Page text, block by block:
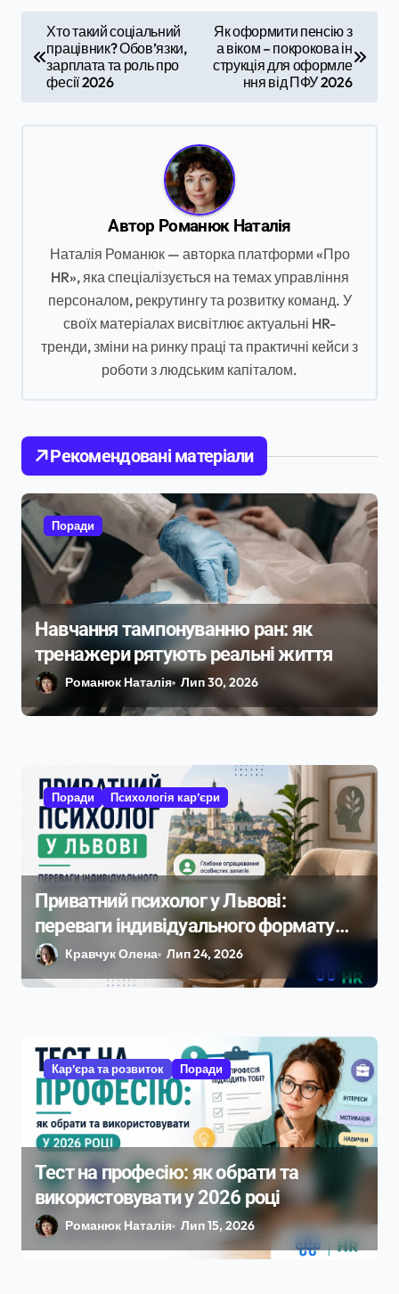
і
в
Хто такий соціальний
працівник? Обов’язки,
зарплата та роль про
фесії 2026
Як оформити пенсію з
а віком – покрокова ін
струкція для оформле
ння від ПФУ 2026
Автор Романюк Наталія
Наталія Романюк — авторка платформи «Про
HR», яка спеціалізується на темах управління
персоналом, рекрутингу та розвитку команд. У
своїх матеріалах висвітлює актуальні HR-
тренди, зміни на ринку праці та практичні кейси з
роботи з людським капіталом.
Рекомендовані матеріали
Поради
Навчання тампонуванню ран: як
тренажери рятують реальні життя
Романюк Наталія Лип 30, 2026
Поради Психологія кар’єри
Приватний психолог у Львові:
переваги індивідуального формату
роботиКравчук Олена Лип 24, 2026
Кар’єра та розвиток Поради
Тест на професію: як обрати та
використовувати у 2026 році
Романюк Наталія Лип 15, 2026